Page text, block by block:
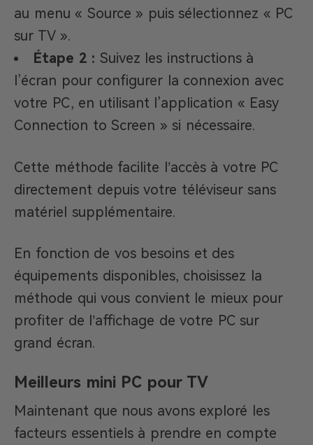
au menu « Source » puis sélectionnez « PC
sur TV ».​
Étape 2 : Suivez les instructions à
l’écran pour configurer la connexion avec
votre PC, en utilisant l’application « Easy
Connection to Screen » si nécessaire.​
Cette méthode facilite l’accès à votre PC
directement depuis votre téléviseur sans
matériel supplémentaire.​
En fonction de vos besoins et des
équipements disponibles, choisissez la
méthode qui vous convient le mieux pour
profiter de l’affichage de votre PC sur
grand écran.
Meilleurs mini PC pour TV
Maintenant que nous avons exploré les
facteurs essentiels à prendre en compte